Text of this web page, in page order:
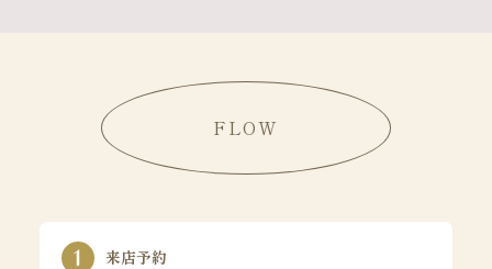
FLOW
来店予約